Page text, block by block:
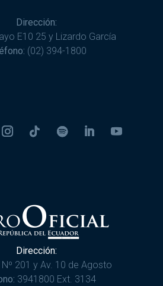
Dirección:
E10 25 y Lizardo García
(02) 394-1800
Dirección:
201 y Av. 10 de Agosto
3941800 Ext. 3134